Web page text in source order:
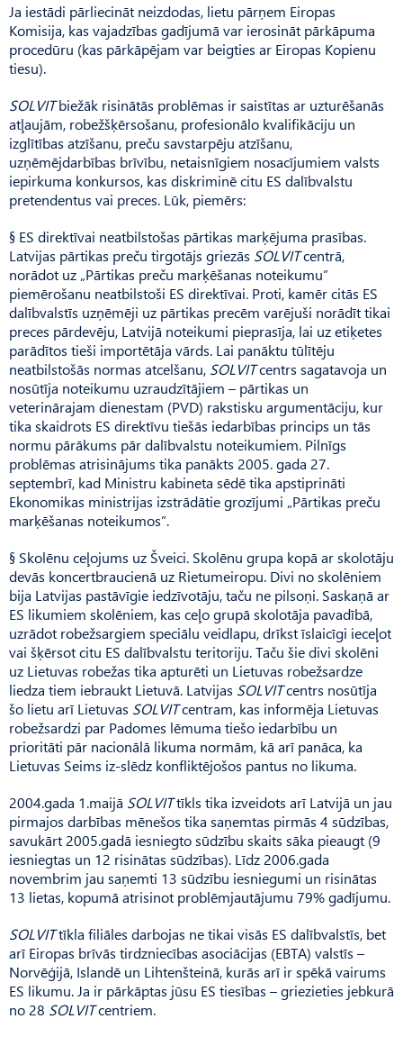
Ja iestādi pārliecināt neizdodas, lietu pārņem Eiropas
Komisija, kas vajadzības gadījumā var ierosināt pārkāpuma
procedūru (kas pārkāpējam var beigties ar Eiropas Kopienu
tiesu).
SOLVITbiežāk risinātās problēmas ir saistītas ar uzturēšanās
atļaujām, robežšķērsošanu, profesionālo kvalifikāciju un
izglītības atzīšanu, preču savstarpēju atzīšanu,
uzņēmējdarbības brīvību, netaisnīgiem nosacījumiem valsts
iepirkuma konkursos, kas diskriminē citu ES dalībvalstu
pretendentus vai preces. Lūk, piemērs:
§ ES direktīvai neatbilstošas pārtikas marķējuma prasības.
Latvijas pārtikas preču tirgotājs griezās SOLVITcentrā,
norādot uz „Pārtikas preču marķēšanas noteikumu”
piemērošanu neatbilstoši ES direktīvai. Proti, kamēr citās ES
dalībvalstīs uzņēmēji uz pārtikas precēm varējuši norādīt tikai
preces pārdevēju, Latvijā noteikumi pieprasīja, lai uz etiķetes
parādītos tieši importētāja vārds. Lai panāktu tūlītēju
neatbilstošās normas atcelšanu, SOLVITcentrs sagatavoja un
nosūtīja noteikumu uzraudzītājiem – pārtikas un
veterinārajam dienestam (PVD) rakstisku argumentāciju, kur
tika skaidrots ES direktīvu tiešās iedarbības princips un tās
normu pārākums pār dalībvalstu noteikumiem. Pilnīgs
problēmas atrisinājums tika panākts 2005. gada 27.
septembrī, kad Ministru kabineta sēdē tika apstiprināti
Ekonomikas ministrijas izstrādātie grozījumi „Pārtikas preču
marķēšanas noteikumos”.
§ Skolēnu ceļojums uz Šveici. Skolēnu grupa kopā ar skolotāju
devās koncertbraucienā uz Rietumeiropu. Divi no skolēniem
bija Latvijas pastāvīgie iedzīvotāju, taču ne pilsoņi. Saskaņā ar
ES likumiem skolēniem, kas ceļo grupā skolotāja pavadībā,
uzrādot robežsargiem speciālu veidlapu, drīkst īslaicīgi ieceļot
vai šķērsot citu ES dalībvalstu teritoriju. Taču šie divi skolēni
uz Lietuvas robežas tika apturēti un Lietuvas robežsardze
liedza tiem iebraukt Lietuvā. Latvijas SOLVITcentrs nosūtīja
šo lietu arī Lietuvas SOLVITcentram, kas informēja Lietuvas
robežsardzi par Padomes lēmuma tiešo iedarbību un
prioritāti pār nacionālā likuma normām, kā arī panāca, ka
Lietuvas Seims iz-slēdz konfliktējošos pantus no likuma.
2004.gada 1.maijā SOLVITtīkls tika izveidots arī Latvijā un jau
pirmajos darbības mēnešos tika saņemtas pirmās 4 sūdzības,
savukārt 2005.gadā iesniegto sūdzību skaits sāka pieaugt (9
iesniegtas un 12 risinātas sūdzības). Līdz 2006.gada
novembrim jau saņemti 13 sūdzību iesniegumi un risinātas
13 lietas, kopumā atrisinot problēmjautājumu 79% gadījumu.
SOLVITtīkla filiāles darbojas ne tikai visās ES dalībvalstīs, bet
arī Eiropas brīvās tirdzniecības asociācijas (EBTA) valstīs –
Norvēģijā, Islandē un Lihtenšteinā, kurās arī ir spēkā vairums
ES likumu. Ja ir pārkāptas jūsu ES tiesības – griezieties jebkurā
no 28 SOLVITcentriem.